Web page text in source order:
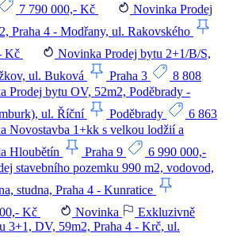
7 790 000,- Kč Novinka Prodej
Praha 4 - Modřany, ul. Rakovského
Kč Novinka Prodej bytu 2+1/B/S,
ul. Buková
Praha 3
8 808
Prodej bytu OV, 52m2, Poděbrady -
ul. Říční
Poděbrady
6 863
Novostavba 1+kk s velkou lodžií a
Hloubětín
Praha 9
6 990 000,-
stavebního pozemku 990 m2, vodovod,
studna, Praha 4 - Kunratice
Kč Novinka
Exkluzivně
3+1, DV, 59m2, Praha 4 - Krč, ul.